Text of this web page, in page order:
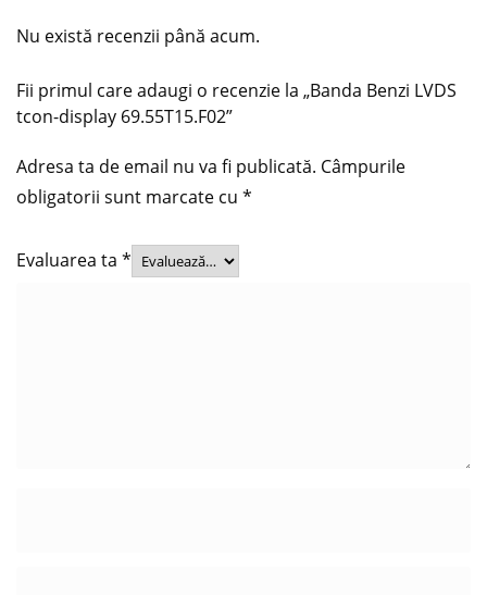
Nu există recenzii până acum.
Fii primul care adaugi o recenzie la „Banda Benzi LVDS
tcon-display 69.55T15.F02”
Adresa ta de email nu va fi publicată. Câmpurile
obligatorii sunt marcate cu *
Evaluarea ta *